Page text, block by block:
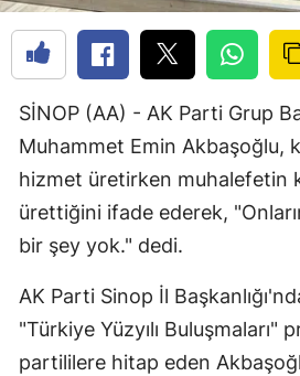
SİNOP (AA) - AK Parti Grup
Muhammet Emin Akbaşoğlu,
hizmet üretirken muhalefetin
ürettiğini ifade ederek,
bir şey yok." dedi.
AK Parti Sinop İl
"Türkiye Yüzyılı Buluşmaları"
partililere hitap eden